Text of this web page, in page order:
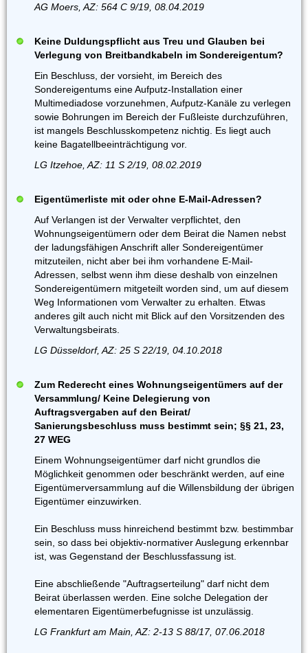
AG Moers, AZ: 564 C 9/19, 08.04.2019
Keine Duldungspflicht aus Treu und Glauben bei
Verlegung von Breitbandkabeln im Sondereigentum?
Ein Beschluss, der vorsieht, im Bereich des
Sondereigentums eine Aufputz-Installation einer
Multimediadose vorzunehmen, Aufputz-Kanäle zu verlegen
sowie Bohrungen im Bereich der Fußleiste durchzuführen,
ist mangels Beschlusskompetenz nichtig. Es liegt auch
keine Bagatellbeeinträchtigung vor.
LG Itzehoe, AZ: 11 S 2/19, 08.02.2019
Eigentümerliste mit oder ohne E-Mail-Adressen?
Auf Verlangen ist der Verwalter verpflichtet, den
Wohnungseigentümern oder dem Beirat die Namen nebst
der ladungsfähigen Anschrift aller Sondereigentümer
mitzuteilen, nicht aber bei ihm vorhandene E-Mail-
Adressen, selbst wenn ihm diese deshalb von einzelnen
Sondereigentümern mitgeteilt worden sind, um auf diesem
Weg Informationen vom Verwalter zu erhalten. Etwas
anderes gilt auch nicht mit Blick auf den Vorsitzenden des
Verwaltungsbeirats.
LG Düsseldorf, AZ: 25 S 22/19, 04.10.2018
Zum Rederecht eines Wohnungseigentümers auf der
Versammlung/ Keine Delegierung von
Auftragsvergaben auf den Beirat/
Sanierungsbeschluss muss bestimmt sein; §§ 21, 23,
27 WEG
Einem Wohnungseigentümer darf nicht grundlos die
Möglichkeit genommen oder beschränkt werden, auf eine
Eigentümerversammlung auf die Willensbildung der übrigen
Eigentümer einzuwirken.
Ein Beschluss muss hinreichend bestimmt bzw. bestimmbar
sein, so dass bei objektiv-normativer Auslegung erkennbar
ist, was Gegenstand der Beschlussfassung ist.
Eine abschließende "Auftragserteilung" darf nicht dem
Beirat überlassen werden. Eine solche Delegation der
elementaren Eigentümerbefugnisse ist unzulässig.
LG Frankfurt am Main, AZ: 2-13 S 88/17, 07.06.2018